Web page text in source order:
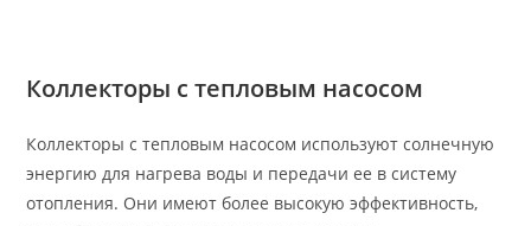
Коллекторы с тепловым насосом
Коллекторы с тепловым насосом используют солнечную
энергию для нагрева воды и передачи ее в систему
отопления. Они имеют более высокую эффективность,